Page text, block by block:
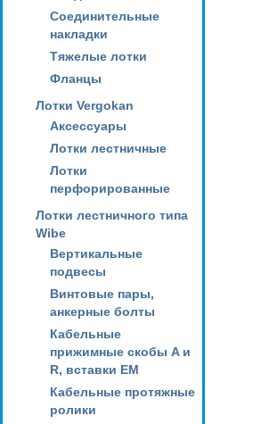
Соединительные
накладки
Тяжелые лотки
Фланцы
Лотки Vergokan
Аксессуары
Лотки лестничные
Лотки
перфорированные
Лотки лестничного типа
Wibe
Вертикальные
подвесы
Винтовые пары,
анкерные болты
Кабельные
прижимные скобы A и
R, вставки EM
Кабельные протяжные
ролики